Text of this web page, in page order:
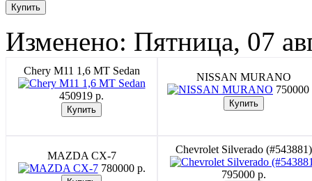
Изменено: Пятница, 07
Chery M11 1,6 MT Sedan
450919 p.
NISSAN MURANO
750000
MAZDA CX-7
780000 p.
Chevrolet Silverado (#543881)
795000 p.